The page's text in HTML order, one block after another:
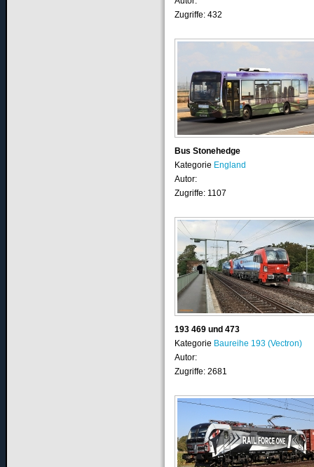
Zugriffe: 432
Bus Stonehedge
Kategorie England
Autor:
Zugriffe: 1107
193 469 und 473
Kategorie Baureihe 193 (Vectron)
Autor:
Zugriffe: 2681